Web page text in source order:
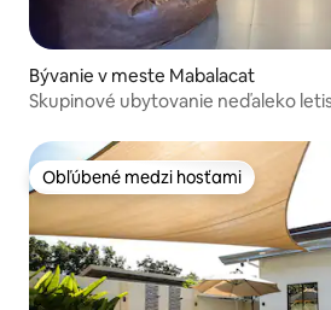
Bývanie v meste Mabalacat
Skupinové ubytovanie neďaleko
Obľúbené medzi hosťami
Obľúbené medzi hosťami